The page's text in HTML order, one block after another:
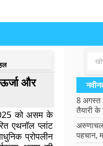
और
को असम के
एथनॉल प्लांट
प्रोपलीन
8 अगस्त
तैयारी
पहचान,